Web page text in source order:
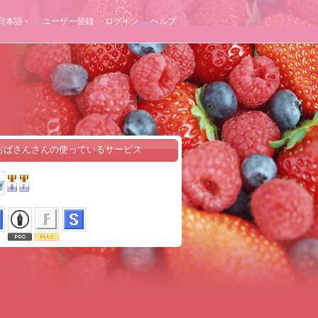
本語 ユーザー登録 ログイン ヘルプ
ばさんさんの使っているサービス